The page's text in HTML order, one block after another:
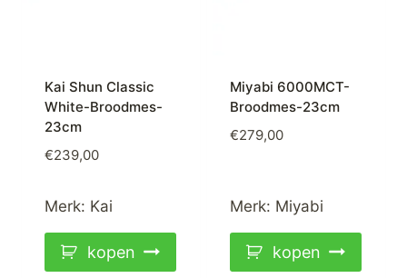
Kai Shun Classic
White-Broodmes-
23cm
€239,00
Merk: Kai
kopen
Miyabi 6000MCT-
Broodmes-23cm
€279,00
Merk: Miyabi
kopen